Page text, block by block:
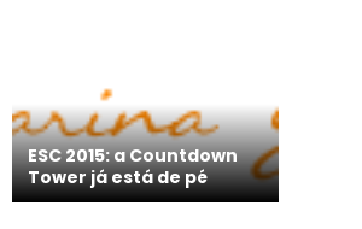
ESC 2015: a Countdown
Tower já está de pé